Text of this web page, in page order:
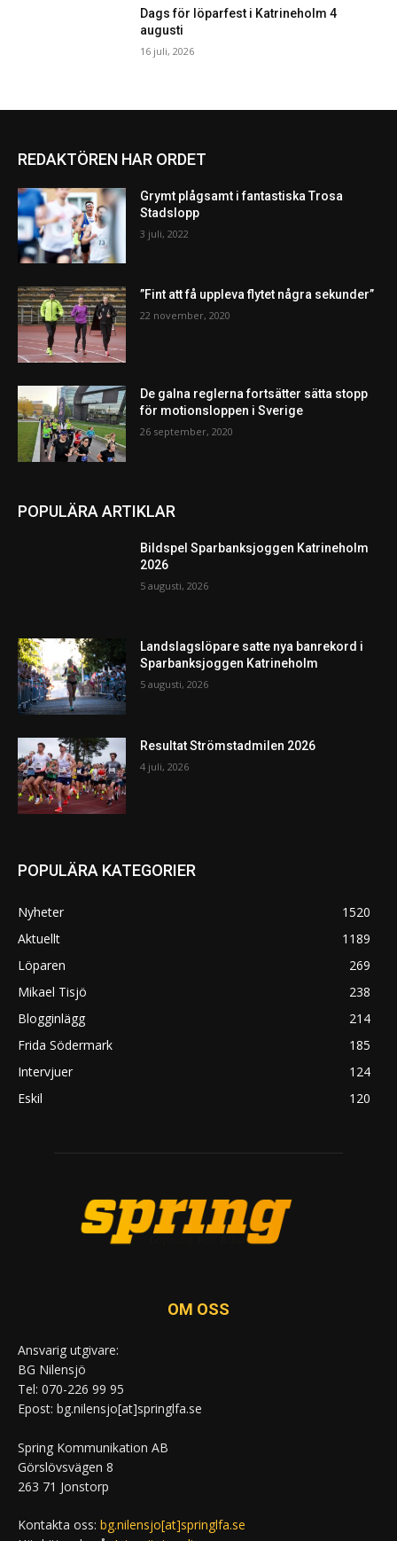
Dags för löparfest i Katrineholm 4
augusti
16 juli, 2026
REDAKTÖREN HAR ORDET
Grymt plågsamt i fantastiska Trosa
Stadslopp
3 juli, 2022
”Fint att få uppleva flytet några sekunder”
22 november, 2020
De galna reglerna fortsätter sätta stopp
för motionsloppen i Sverige
26 september, 2020
POPULÄRA ARTIKLAR
Bildspel Sparbanksjoggen Katrineholm
2026
5 augusti, 2026
Landslagslöpare satte nya banrekord i
Sparbanksjoggen Katrineholm
5 augusti, 2026
Resultat Strömstadmilen 2026
4 juli, 2026
POPULÄRA KATEGORIER
Nyheter
1520
Aktuellt
1189
Löparen
269
Mikael Tisjö
238
Blogginlägg
214
Frida Södermark
185
Intervjuer
124
Eskil
120
OM OSS
Ansvarig utgivare:
BG Nilensjö
Tel: 070-226 99 95
Epost: bg.nilensjo[at]springlfa.se
Spring Kommunikation AB
Görslövsvägen 8
263 71 Jonstorp
Kontakta oss: bg.nilensjo[at]springlfa.se